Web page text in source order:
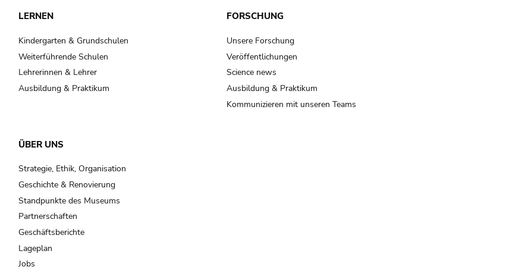
LERNEN
Kindergarten & Grundschulen
Weiterführende Schulen
Lehrerinnen & Lehrer
Ausbildung & Praktikum
FORSCHUNG
Unsere Forschung
Veröffentlichungen
Science news
Ausbildung & Praktikum
Kommunizieren mit unseren Teams
ÜBER UNS
Strategie, Ethik, Organisation
Geschichte & Renovierung
Standpunkte des Museums
Partnerschaften
Geschäftsberichte
Lageplan
Jobs